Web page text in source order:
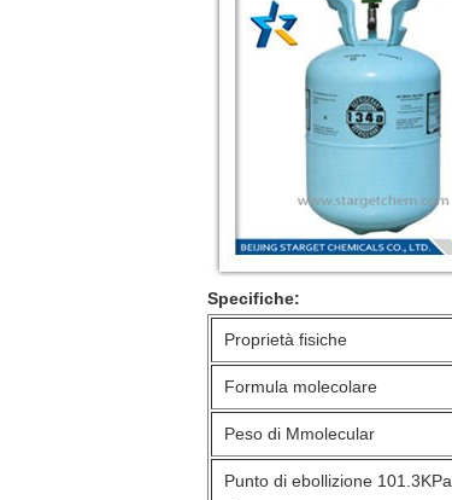
Specifiche:
Proprietà fisiche
Formula molecolare
Peso di Mmolecular
Punto di ebollizione 101.3KPa